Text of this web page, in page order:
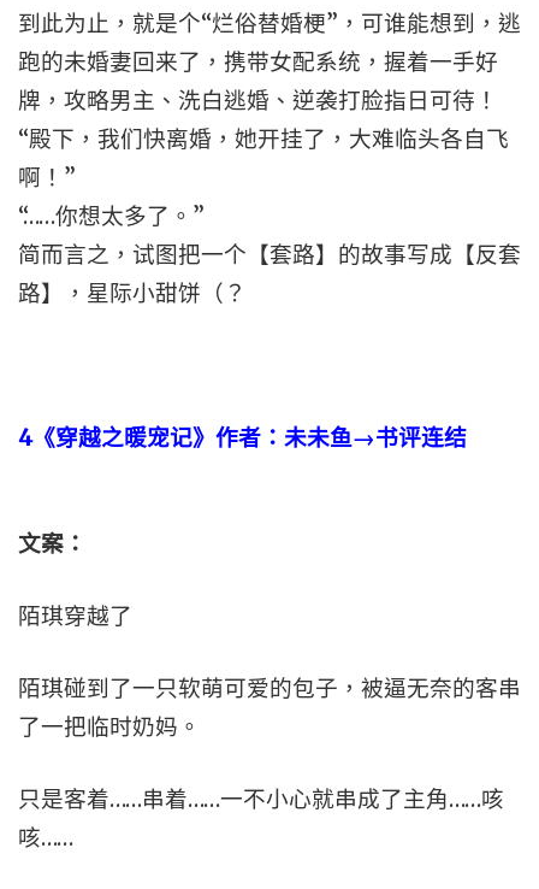
到此为止，就是个“烂俗替婚梗”，可谁能想到，逃
跑的未婚妻回来了，携带女配系统，握着一手好
牌，攻略男主、洗白逃婚、逆袭打脸指日可待！
“殿下，我们快离婚，她开挂了，大难临头各自飞
啊！”
“……你想太多了。”
简而言之，试图把一个【套路】的故事写成【反套
路】，星际小甜饼（？
4《穿越之暖宠记》作者：未未鱼→书评连结
文案：
陌琪穿越了
陌琪碰到了一只软萌可爱的包子，被逼无奈的客串
了一把临时奶妈。
只是客着……串着……一不小心就串成了主角……咳
咳……